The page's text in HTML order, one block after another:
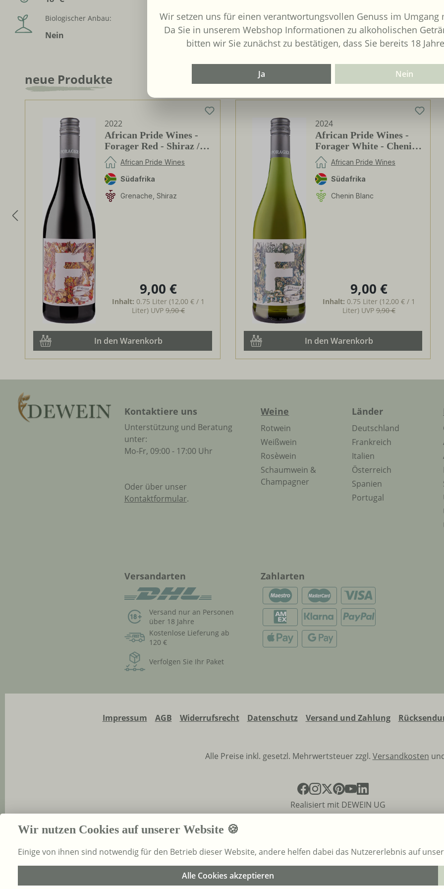
Biologischer Anbau:
Nein
Inverkehrbringer :
Weinkontor Freund
GmbH
Produktgalerie überspringen
neue Produkte
2022
African Pride Wines -
Forager Red - Shiraz /
Grenache
African Pride Wines
Südafrika
Grenache, Shiraz
Regulärer Preis:
9,00 €
Inhalt: 0.75 Liter (12,00 € / 1
Liter) UVP 9,90 €
In den Warenkorb
2024
African Pride Wines -
Forager White - Chenin
Blanc / Grenache Blanc
African Pride Wines
Südafrika
Chenin Blanc
Regulärer Preis:
9,00 €
Inhalt: 0.75 Liter (12,00 € / 1
Liter) UVP9,90 €
In den Warenkorb
Kontaktiere uns
Unterstützung und Beratung
unter:
Mo-Fr, 09:00 - 17:00 Uhr
Oder über unser
Kontaktformular.
Weine
Rotwein
Weißwein
Rosèwein
Schaumwein &
Champagner
Länder
Deutschland
Frankreich
Italien
Österreich
Spanien
Portugal
Versandarten
Versand nur an Personen
über 18 Jahre
Kostenlose Lieferung ab
120 €
Verfolgen Sie Ihr Paket
Zahlarten
Impressum AGB Widerrufsrecht Datenschutz Versand und Zahlung
Alle Preise inkl. gesetzl. Mehrwertsteuer zzgl. Versandkosten
Realisiert mit DEWEIN UG
Wir nutzen Cookies auf unserer Website 🍪
Einige von ihnen sind notwendig für den Betrieb dieser Website, andere helfen dabei das Nutzererlebnis auf
Alle Cookies akzeptieren
Wir setzen uns für einen verantwortungsvollen Genuss im Umgang
Da Sie in unserem Webshop Informationen zu alkoholischen
bitten wir Sie zunächst zu bestätigen, dass Sie bereits 18
Ja Nein